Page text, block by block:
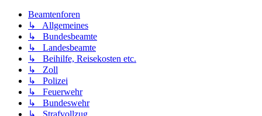
Beamtenforen
↳ Allgemeines
↳ Bundesbeamte
↳ Landesbeamte
↳ Beihilfe, Reisekosten etc.
↳ Zoll
↳ Polizei
↳ Feuerwehr
↳ Bundeswehr
↳ Strafvollzug